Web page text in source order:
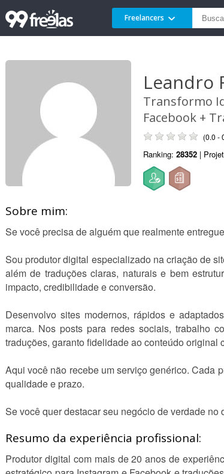
Freelancers
Leandro
Transformo
Facebook +
(0.0 -
Ranking: 28352 |
Sobre mim:
Se você precisa de alguém que realmente
Sou produtor digital especializado na criação de
além de traduções claras, naturais e bem
impacto, credibilidade e conversão.
Desenvolvo sites modernos, rápidos e
marca. Nos posts para redes sociais, trabalho
traduções, garanto fidelidade ao conteúdo
Aqui você não recebe um serviço genérico. Cada
qualidade e prazo.
Se você quer destacar seu negócio de verdade no
Resumo da experiência profissional:
Produtor digital com mais de 20 anos de